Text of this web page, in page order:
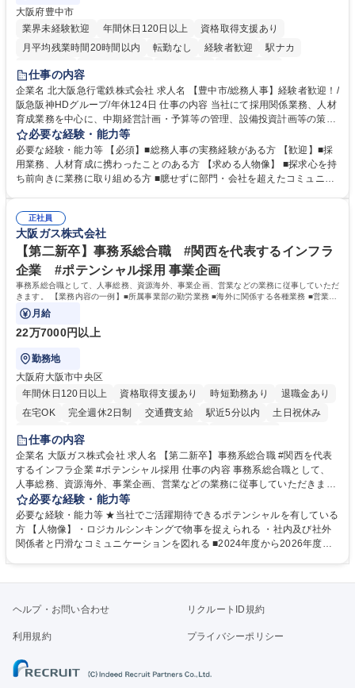
大阪府豊中市
業界未経験歓迎
年間休日120日以上
資格取得支援あり
月平均残業時間20時間以内
転勤なし 経験者歓迎
駅ナカ
退職金あり
土日祝休み
服装自由 昼食補助あり 食事補助あり
仕事の内容
企業名 北大阪急行電鉄株式会社 求人名 【豊中市/総務人事】経験者歓迎！/
阪急阪神HDグループ/年休124日 仕事の内容 当社にて採用関係業務、人材
育成業務を中心に、中期経営計画・予算等の管理、設備投資計画等の策
定、さらに社内の重要会議の運営等、経営の根幹となる幅広い総務人事業
務全般を担当していただきます。 【主な業務内容】 ■採用関係業務および
人材育成(社員研修)業務の推進 ■中期経営計画および予算等の管理 ■設備
投資計画等の策定 ■社内の重要会議の運営 ■その他総務人事業務全般 【入
務人事】経験者歓迎！/阪急阪神HDグループ/年休124日
必要な経験・能力等
必要な経験・能力等 【必須】■総務人事の実務経験がある方 【歓迎】■採
用業務、人材育成に携わったことのある方 【求める人物像】 ■探求心を持
ち前向きに業務に取り組める方 ■臆せずに部門・会社を超えたコミュニケ
囲のメンバーと協調しつつ主体性を持って能動的に業務を推進できる方 学
歴・資格 学歴：大学院 大学 高専 短大 専修学校 高校 語学力： 資格：
正社員
大阪ガス株式会社
【第二新卒】事務系総合職 #関西を代表するインフラ
企業 #ポテンシャル採用 事業企画
事務系総合職として、人事総務、資源海外、事業企画、営業などの業務に従事していただ
きます。 【業務内容の一例】■所属事業部の勤労業務 ■海外に関係する各種業務 ■営業部
門の企画スタッフ、ルート営業
月給
22万7000円以上
勤務地
大阪府大阪市中央区
年間休日120日以上
資格取得支援あり 時短勤務あり
退職金あり
在宅OK
完全週休2日制 交通費支給 駅近5分以内
土日祝休み
服装自由
第二新卒歓迎
仕事の内容
企業名 大阪ガス株式会社 求人名 【第二新卒】事務系総合職 #関西を代表
するインフラ企業 #ポテンシャル採用 仕事の内容 事務系総合職として、
人事総務、資源海外、事業企画、営業などの業務に従事していただきま
す。 【業務内容の一例】■所属事業部の勤労業務 ■海外に関係する各種業
務 ■営業部門の企画スタッフ、ルート営業 【キャリアパス】入社後の配属
ポジションで一定期間ご活躍頂いた後、本人の適性及び将来のキャリアを
鑑みてジョブローテーションを行います。 【育成】OJTでの現場育成や研
表するインフラ企業 #ポテンシャル採用
必要な経験・能力等
必要な経験・能力等 ★当社でご活躍期待できるポテンシャルを有している
方 【人物像】・ロジカルシンキングで物事を捉えられる ・社内及び社外
関係者と円滑なコミュニケーションを図れる ■2024年度から2026年度ま
「未来の日常」の創造に向けて持続可能な社会の実現に貢献してまいりま
す。 学歴・資格 学歴：大学院 大学 語学力： 資格：
ヘルプ・お問い合わせ リクルートID規約
利用規約 プライバシーポリシー